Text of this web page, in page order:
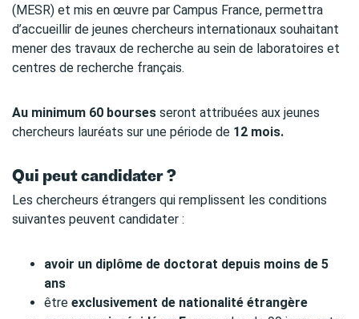
(MESR) et mis en œuvre par Campus France, permettra
d’accueillir de jeunes chercheurs internationaux souhaitant
mener des travaux de recherche au sein de laboratoires et
centres de recherche français.
Au minimum 60 bourses seront attribuées aux jeunes
chercheurs lauréats sur une période de 12 mois.
Qui peut candidater ?
Les chercheurs étrangers qui remplissent les conditions
suivantes peuvent candidater :
avoir un diplôme de doctorat depuis moins de 5
ans
être exclusivement de nationalité étrangère